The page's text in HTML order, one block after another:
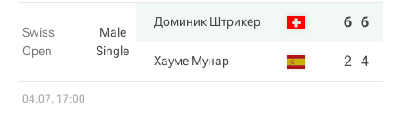
Swiss
Open
Male
Single
Доминик Штрикер 6 6
Хауме Мунар 2 4
04.07, 17:00